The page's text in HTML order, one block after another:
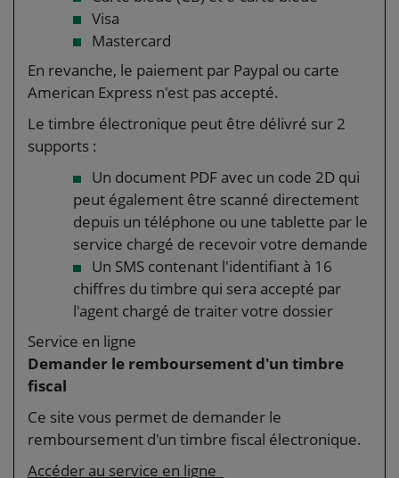
Visa
Mastercard
En revanche, le paiement par Paypal ou carte
American Express n'est pas accepté.
Le timbre électronique peut être délivré sur 2
supports :
Un document PDF avec un code 2D qui
peut également être scanné directement
depuis un téléphone ou une tablette par le
service chargé de recevoir votre demande
Un SMS contenant l'identifiant à 16
chiffres du timbre qui sera accepté par
l'agent chargé de traiter votre dossier
Service en ligne
Demander le remboursement d'un timbre
fiscal
Ce site vous permet de demander le
remboursement d'un timbre fiscal électronique.
Accéder au service en ligne